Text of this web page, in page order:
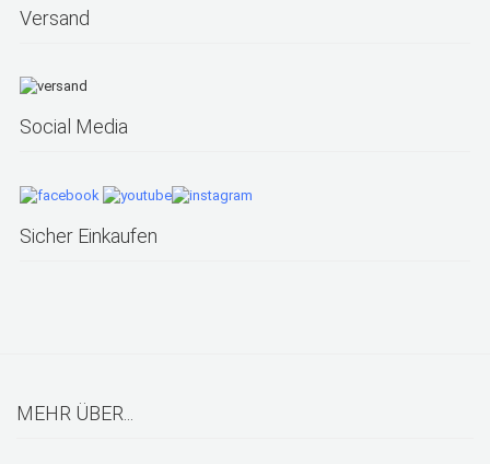
Versand
Social Media
Sicher Einkaufen
MEHR ÜBER...